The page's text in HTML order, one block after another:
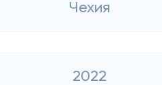
Чехия
2022